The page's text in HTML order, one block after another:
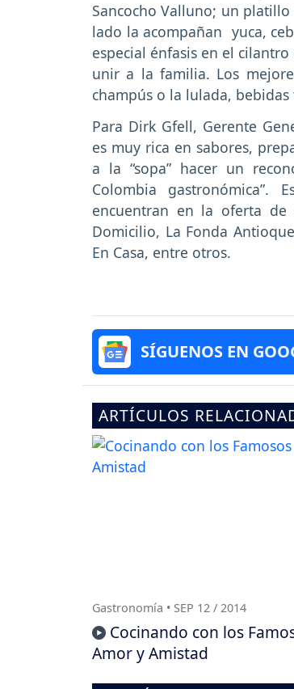
Sancocho Valluno; un
lado la acompañan yuca,
especial énfasis en el
unir a la familia. Los
champús o la lulada,
Para Dirk Gfell, Gerente
es muy rica en sabores,
a la “sopa” hacer un
Colombia gastronómica”.
encuentran en la oferta de
Domicilio, La Fonda
En Casa, entre otros.
SÍGUENOS EN
ARTÍCULOS
Gastronomía • SEP 12 / 2014
Cocinando con los
Amor y Amistad